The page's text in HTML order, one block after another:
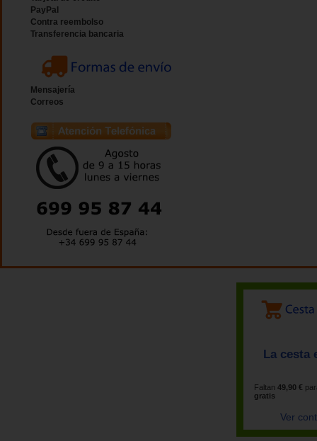
PayPal
Contra reembolso
Transferencia bancaria
Mensajería
Correos
La cesta
Faltan 49,90 €
gratis
Ver